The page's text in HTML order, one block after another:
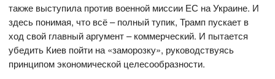
также выступила против военной миссии ЕС на Украине. И
здесь понимая, что всё – полный тупик, Трамп пускает в
ход свой главный аргумент – коммерческий. И пытается
убедить Киев пойти на «заморозку», руководствуясь
принципом экономической целесообразности.